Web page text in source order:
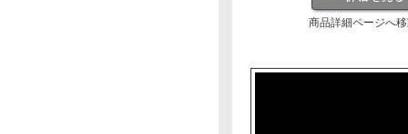
商品詳細ページへ